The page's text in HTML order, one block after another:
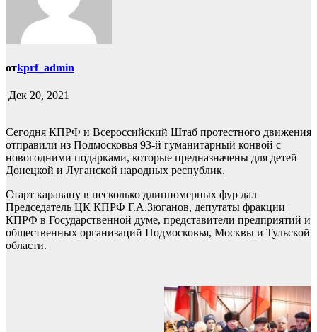
отkprf_admin
Дек 20, 2021
Сегодня КПРФ и Всероссийский Штаб протестного движения
отправили из Подмосковья 93-й гуманитарный конвой с
новогодними подарками, которые предназначены для детей
Донецкой и Луганской народных республик.
Старт каравану в несколько длинномерных фур дал
Председатель ЦК КПРФ Г.А.Зюганов, депутаты фракции
КПРФ в Государственной думе, представители предприятий и
общественных организаций Подмосковья, Москвы и Тульской
области.